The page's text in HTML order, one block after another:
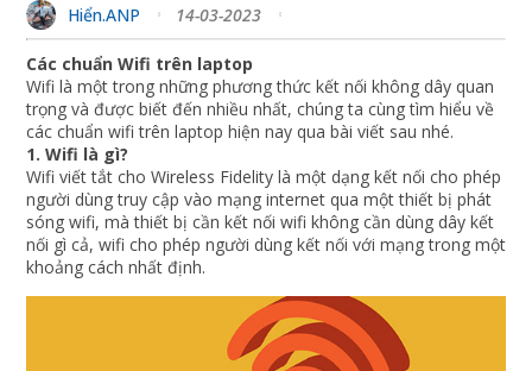
Hiển.ANP 14-03-2023
Các chuẩn Wifi trên laptop
Wifi là một trong những phương thức kết nối không dây quan
trọng và được biết đến nhiều nhất, chúng ta cùng tìm hiểu về
các chuẩn wifi trên laptop hiện nay qua bài viết sau nhé.
1. Wifi là gì?
Wifi viết tắt cho Wireless Fidelity là một dạng kết nối cho phép
người dùng truy cập vào mạng internet qua một thiết bị phát
sóng wifi, mà thiết bị cần kết nối wifi không cần dùng dây kết
nối gì cả, wifi cho phép người dùng kết nối với mạng trong một
khoảng cách nhất định.